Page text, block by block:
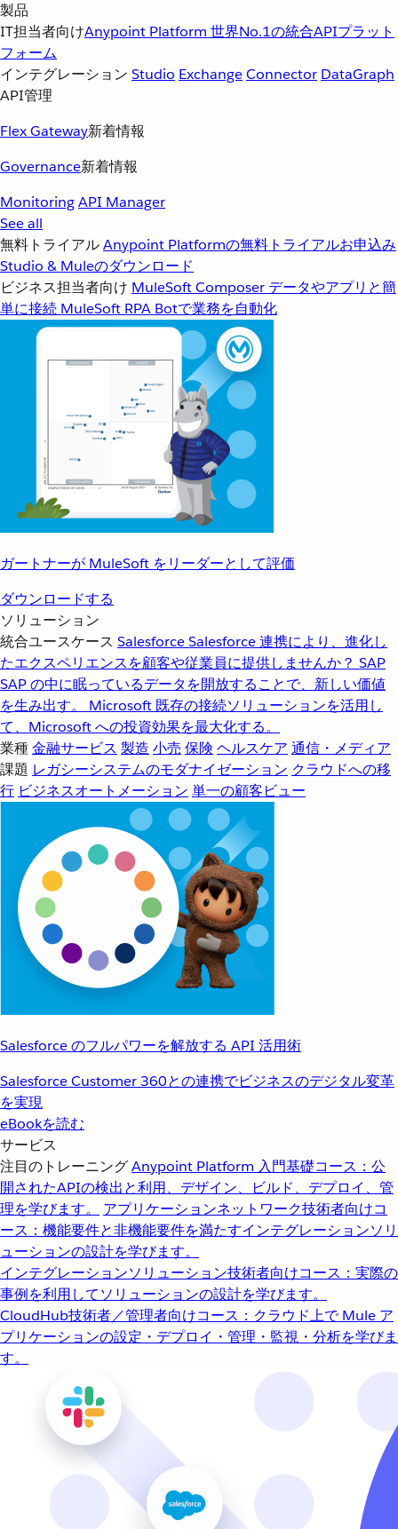
製品
IT担当者向けAnypoint Platform 世界No.1の統合APIプラット
フォーム
インテグレーション Studio ExchangeConnector DataGraph
API管理
Flex Gateway新着情報
Governance新着情報
MonitoringAPI Manager
See all
無料トライアルAnypoint Platformの無料トライアルお申込み
Studio & Muleのダウンロード
ビジネス担当者向け MuleSoft Composer データやアプリと簡
単に接続 MuleSoft RPA Botで業務を自動化
ガートナーが MuleSoft をリーダーとして評価
ダウンロードする
ソリューション
統合ユースケース SalesforceSalesforce 連携により、進化し
たエクスペリエンスを顧客や従業員に提供しませんか？ SAP
SAP の中に眠っているデータを開放することで、新しい価値
を生み出す。
Microsoft 既存の接続ソリューションを活用し
て、Microsoft への投資効果を最大化する。
業種金融サービス 製造 小売 保険 ヘルスケア 通信・メディア
課題 レガシーシステムのモダナイゼーション クラウドへの移
行 ビジネスオートメーション 単一の顧客ビュー
Salesforce のフルパワーを解放する API 活用術
Salesforce Customer 360との連携でビジネスのデジタル変革
を実現
eBookを読む
サービス
注目のトレーニングAnypoint Platform 入門基礎コース：公
開されたAPIの検出と利用、デザイン、ビルド、デプロイ、管
理を学びます。
アプリケーションネットワーク技術者向けコ
ース：機能要件と非機能要件を満たすインテグレーションソリ
ューションの設計を学びます。
インテグレーションソリューション技術者向けコース：実際の
事例を利用してソリューションの設計を学びます。
CloudHub技術者／管理者向けコース：クラウド上で Mule ア
プリケーションの設定・デプロイ・管理・監視・分析を学びま
す。